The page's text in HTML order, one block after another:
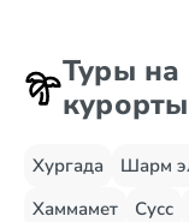
Туры
курорты
Хургада Шарм
Хаммамет
Сусс